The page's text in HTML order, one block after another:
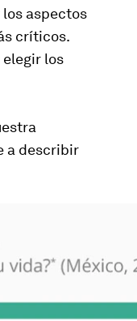
aspectos
críticos.
los
a describir